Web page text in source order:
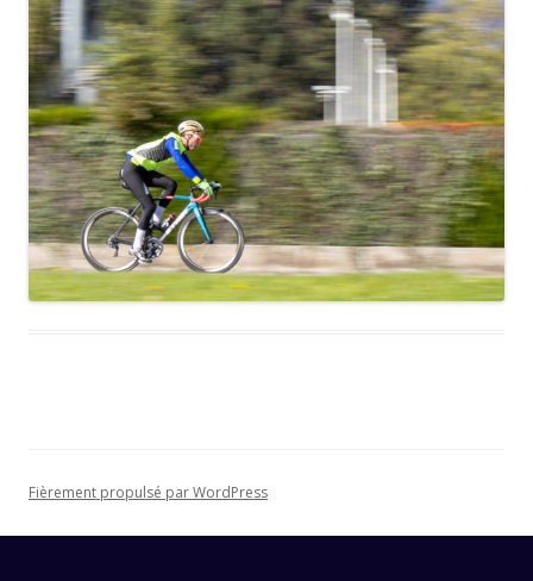
Fièrement propulsé par WordPress